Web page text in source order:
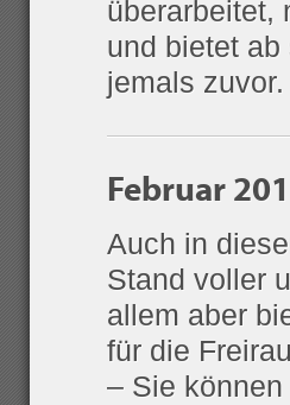
überarbeitet,
und bietet
jemals zuvor.
Februar
Auch in
Stand voller
allem aber
für die
– Sie